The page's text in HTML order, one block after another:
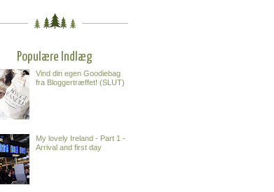
Populære Indlæg
Vind din egen Goodiebag
fra Bloggertræffet! (SLUT)
My lovely Ireland - Part 1 -
Arrival and first day